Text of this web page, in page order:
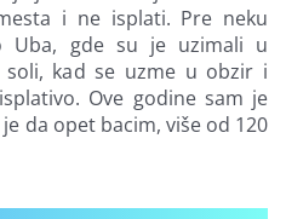
i ne isplati. Pre neku
Uba, gde su je uzimali u
kad se uzme u obzir i
Ove godine sam je
da opet bacim, više od 120